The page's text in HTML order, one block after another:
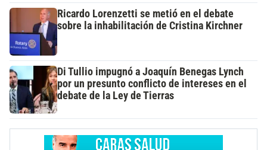
Ricardo Lorenzetti se metió en el debate
sobre la inhabilitación de Cristina Kirchner
Di Tullio impugnó a Joaquín Benegas Lynch
por un presunto conflicto de intereses en el
debate de la Ley de Tierras